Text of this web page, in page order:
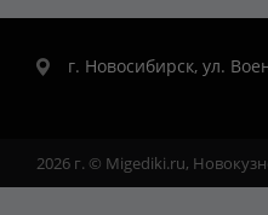
г. Новосибирск, ул.
2026 г. © Migediki.ru,